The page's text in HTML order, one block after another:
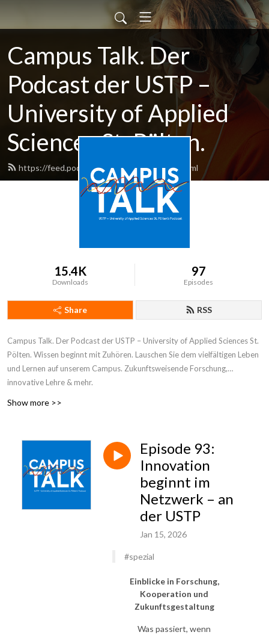
Campus Talk. Der
Podcast der USTP –
University of Applied
Sciences St. Pölten.
https://feed.podbean.com/ustpwissen/feed.xml
15.4K
Downloads
97
Episodes
Share RSS
Campus Talk. Der Podcast der USTP – University of Applied Sciences St.
Pölten. Wissen beginnt mit Zuhören. Lauschen Sie dem vielfältigen Leben
und Lernen auf unserem Campus. Zukunftsweisende Forschung,
innovative Lehre & mehr.
Show more >>
Episode 93:
Innovation
beginnt im
Netzwerk – an
der USTP
Jan 15, 2026
#spezial
Einblicke in Forschung,
Kooperation und
Zukunftsgestaltung
Was passiert, wenn